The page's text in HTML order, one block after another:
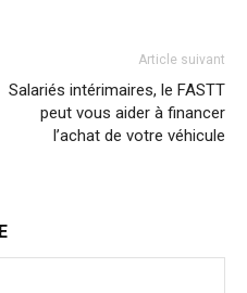
Article suivant
Salariés intérimaires, le FASTT
peut vous aider à financer
l’achat de votre véhicule